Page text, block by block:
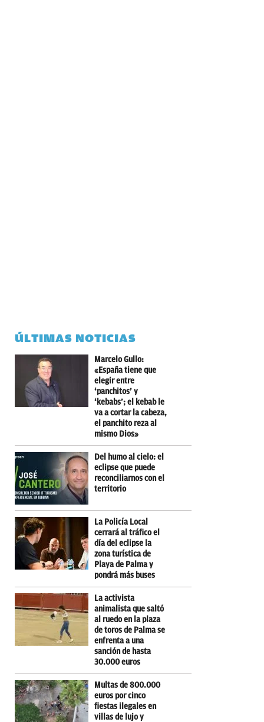
ÚLTIMAS NOTICIAS
Marcelo Gullo:
«España tiene que
elegir entre
‘panchitos’ y
‘kebabs’; el kebab le
va a cortar la cabeza,
el panchito reza al
mismo Dios»
Del humo al cielo: el
eclipse que puede
reconciliarnos con el
territorio
La Policía Local
cerrará al tráfico el
día del eclipse la
zona turística de
Playa de Palma y
pondrá más buses
La activista
animalista que saltó
al ruedo en la plaza
de toros de Palma se
enfrenta a una
sanción de hasta
30.000 euros
Multas de 800.000
euros por cinco
fiestas ilegales en
villas de lujo y